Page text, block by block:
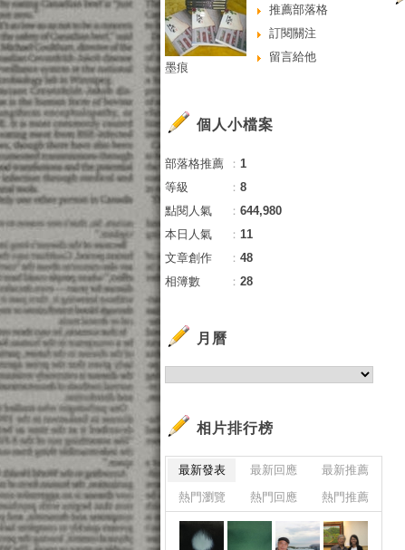
推薦部落格
訂閱關注
留言給他
墨痕
個人小檔案
部落格推薦 ： 1
等級
： 8
點閱人氣
： 644,980
本日人氣
： 11
文章創作
： 48
相簿數
： 28
月曆
相片排行榜
最新發表 最新回應
最新推薦
熱門瀏覽
熱門回應 熱門推薦